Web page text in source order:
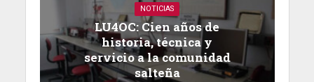
NOTICIAS
LU4OC: Cien años de
historia, técnica y
servicio a la comunidad
salteña